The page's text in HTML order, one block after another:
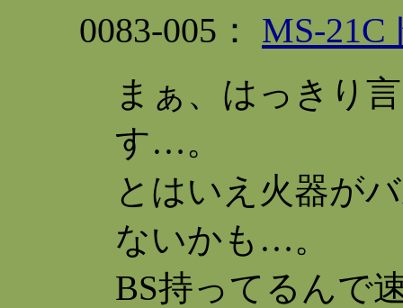
0083-005： MS-
まぁ、はっきり
す…。
とはいえ火器が
ないかも…。
BS持ってるんで